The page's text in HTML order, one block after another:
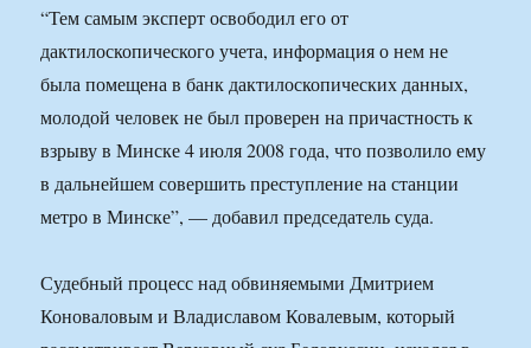
“Тем самым эксперт освободил его от
дактилоскопического учета, информация о нем не
была помещена в банк дактилоскопических данных,
молодой человек не был проверен на причастность к
взрыву в Минске 4 июля 2008 года, что позволило ему
в дальнейшем совершить преступление на станции
метро в Минске”, — добавил председатель суда.
Судебный процесс над обвиняемыми Дмитрием
Коноваловым и Владиславом Ковалевым, который